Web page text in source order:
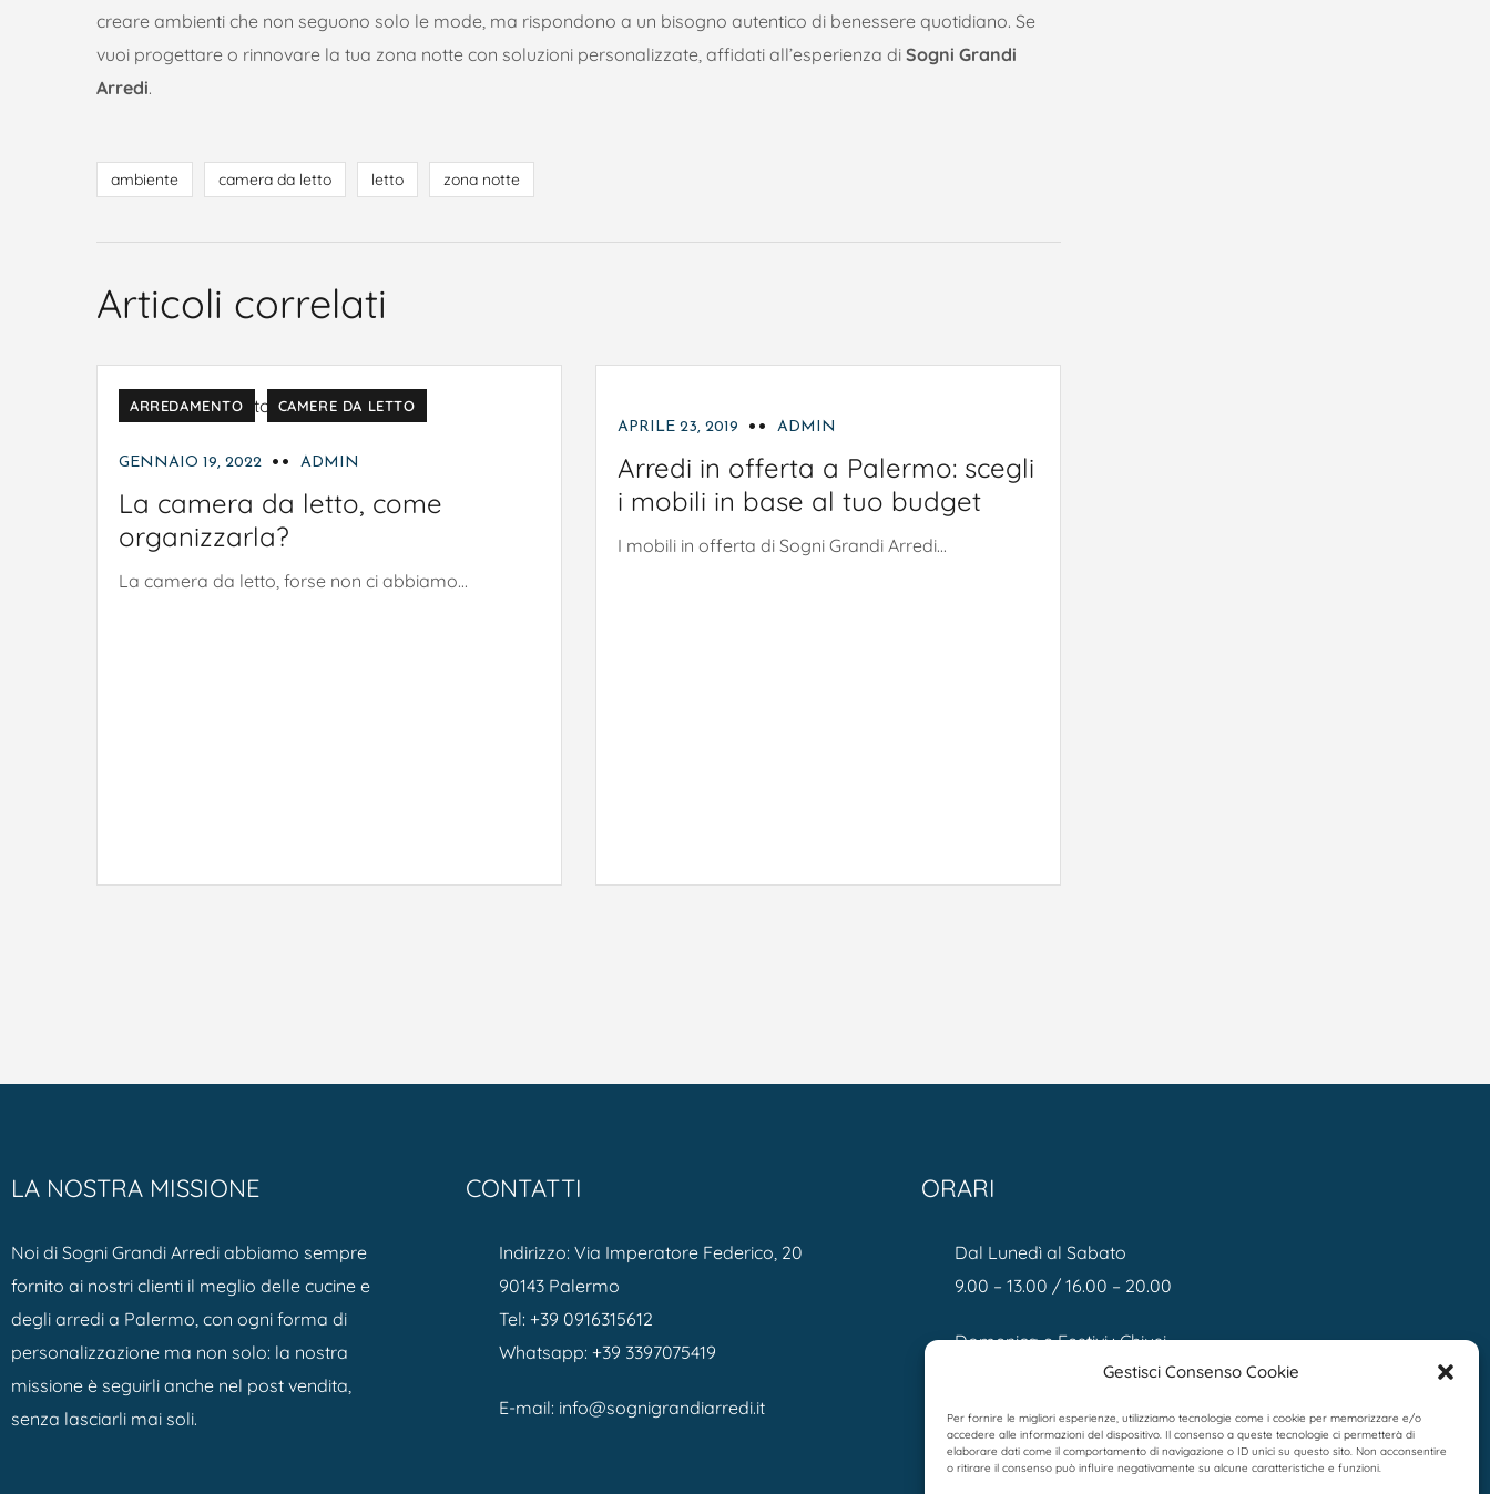
Gestisci Consenso Cookie
Per fornire le migliori esperienze, utilizziamo tecnologie come i cookie per memorizzare e/o
accedere alle informazioni del dispositivo. Il consenso a queste tecnologie ci permetterà di
elaborare dati come il comportamento di navigazione o ID unici su questo sito. Non acconsentire
o ritirare il consenso può influire negativamente su alcune caratteristiche e funzioni.
creare ambienti che non seguono solo le mode, ma rispondono a un bisogno autentico di benessere quotidiano. Se
vuoi progettare o rinnovare la tua zona notte con soluzioni personalizzate, affidati all’esperienza di Sogni Grandi
Arredi.
ambiente camera da letto letto zona notte
Articoli correlati
ARREDAMENTO CAMERE DA LETTO
GENNAIO 19, 2022 ADMIN
La camera da letto, come
organizzarla?
La camera da letto, forse non ci abbiamo...
TAVOLI
APRILE 23, 2019 ADMIN
Arredi in offerta a Palermo: scegli
i mobili in base al tuo budget
I mobili in offerta di Sogni Grandi Arredi...
LA NOSTRA MISSIONE
Noi di Sogni Grandi Arredi abbiamo sempre
fornito ai nostri clienti il meglio delle cucine e
degli arredi a Palermo, con ogni forma di
personalizzazione ma non solo: la nostra
missione è seguirli anche nel post vendita,
senza lasciarli mai soli.
CONTATTI
Indirizzo: Via Imperatore Federico, 20
90143 Palermo
Tel:+39 0916315612
Whatsapp:+39 3397075419
E-mail: info@sognigrandiarredi.it
ORARI
Dal Lunedì al Sabato
9.00 – 13.00 / 16.00 – 20.00
Domenica e Festivi : Chiusi